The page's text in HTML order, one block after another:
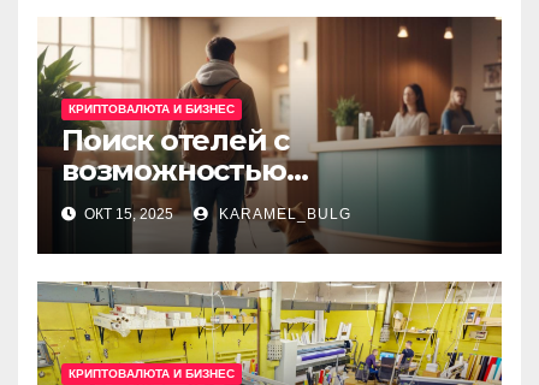
КРИПТОВАЛЮТА И БИЗНЕС
Поиск отелей с
возможностью
размещения домашних
животных: критерии
выбора и доступные опции
ОКТ 15, 2025 KARAMEL_BULG
КРИПТОВАЛЮТА И БИЗНЕС